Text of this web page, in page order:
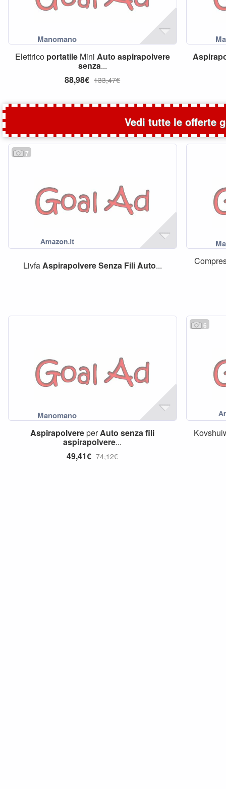
Elettrico portatileMini Auto aspirapolvere
senza...
88,98€ 133,47€
Vedi tutte le offerte
7
LivfaAspirapolvereSenza FiliAuto...
AspirapolvereperAuto senzafili
aspirapolvere...
49,41€ 74,12€
6